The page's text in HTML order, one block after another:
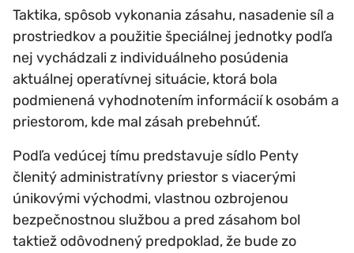
Taktika, spôsob vykonania zásahu, nasadenie síl a
prostriedkov a použitie špeciálnej jednotky podľa
nej vychádzali z individuálneho posúdenia
aktuálnej operatívnej situácie, ktorá bola
podmienená vyhodnotením informácií k osobám a
priestorom, kde mal zásah prebehnúť.
Podľa vedúcej tímu predstavuje sídlo Penty
členitý administratívny priestor s viacerými
únikovými východmi, vlastnou ozbrojenou
bezpečnostnou službou a pred zásahom bol
taktiež odôvodnený predpoklad, že bude zo